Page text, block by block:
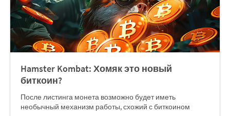
Hamster Kombat: Хомяк это новый
биткоин?
После листинга монета возможно будет иметь
необычный механизм работы, схожий с биткоином